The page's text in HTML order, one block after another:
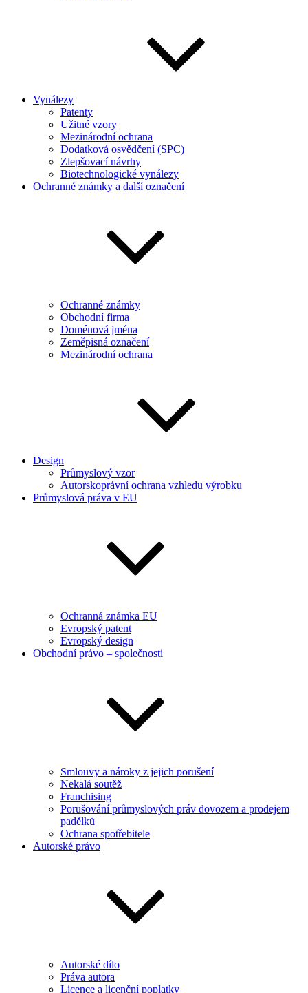
Vynálezy
Patenty
Užitné vzory
Mezinárodní ochrana
Dodatková osvědčení (SPC)
Zlepšovací návrhy
Biotechnologické vynálezy
Ochranné známky a další označení
Ochranné známky
Obchodní firma
Doménová jména
Zeměpisná označení
Mezinárodní ochrana
Design
Průmyslový vzor
Autorskoprávní ochrana vzhledu výrobku
Průmyslová práva v EU
Ochranná známka EU
Evropský patent
Evropský design
Obchodní právo – společnosti
Smlouvy a nároky z jejich porušení
Nekalá soutěž
Franchising
Porušování průmyslových práv dovozem a prodejem
padělků
Ochrana spotřebitele
Autorské právo
Autorské dílo
Práva autora
Licence a licenční poplatky